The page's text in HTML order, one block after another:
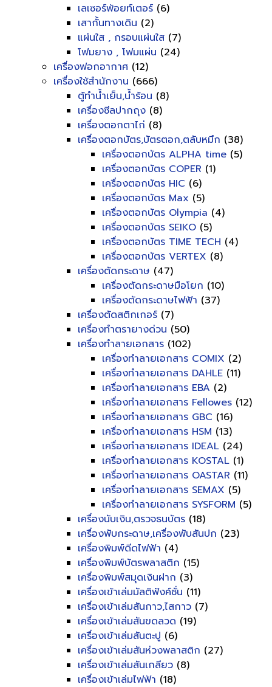
เลเซอร์พ้อยท์เตอร์ (6)
เสากั้นทางเดิน (2)
แผ่นใส , กรอบแผ่นใส (7)
โฟมยาง , โฟมแผ่น (24)
เครื่องฟอกอากาศ (12)
เครื่องใช้สำนักงาน (666)
ตู้ทำน้ำเย็น,น้ำร้อน (8)
เครื่องซีลปากถุง (8)
เครื่องตอกตาไก่ (8)
เครื่องตอกบัตร,บัตรตอก,ตลับหมึก (38)
เครื่องตอกบัตร ALPHA time (5)
เครื่องตอกบัตร COPER (1)
เครื่องตอกบัตร HIC (6)
เครื่องตอกบัตร Max (5)
เครื่องตอกบัตร Olympia (4)
เครื่องตอกบัตร SEIKO (5)
เครื่องตอกบัตร TIME TECH (4)
เครื่องตอกบัตร VERTEX (8)
เครื่องตัดกระดาษ (47)
เครื่องตัดกระดาษมือโยก (10)
เครื่องตัดกระดาษไฟฟ้า (37)
เครื่องตัดสติกเกอร์ (7)
เครื่องทำตรายางด่วน (50)
เครื่องทำลายเอกสาร (102)
เครื่องทำลายเอกสาร COMIX (2)
เครื่องทำลายเอกสาร DAHLE (11)
เครื่องทำลายเอกสาร EBA (2)
เครื่องทำลายเอกสาร Fellowes (12)
เครื่องทำลายเอกสาร GBC (16)
เครื่องทำลายเอกสาร HSM (13)
เครื่องทำลายเอกสาร IDEAL (24)
เครื่องทำลายเอกสาร KOSTAL (1)
เครื่องทำลายเอกสาร OASTAR (11)
เครื่องทำลายเอกสาร SEMAX (5)
เครื่องทำลายเอกสาร SYSFORM (5)
เครื่องนับเงิน,ตรวจธนบัตร (18)
เครื่องพับกระดาษ,เครื่องพับสันปก (23)
เครื่องพิมพ์ดีดไฟฟ้า (4)
เครื่องพิมพ์บัตรพลาสติก (15)
เครื่องพิมพ์สมุดเงินฝาก (3)
เครื่องเข้าเล่มมัลติฟังค์ชั่น (11)
เครื่องเข้าเล่มสันกาว,ไสกาว (7)
เครื่องเข้าเล่มสันขดลวด (19)
เครื่องเข้าเล่มสันตะปู (6)
เครื่องเข้าเล่มสันห่วงพลาสติก (27)
เครื่องเข้าเล่มสันเกลียว (8)
เครื่องเข้าเล่มไฟฟ้า (18)